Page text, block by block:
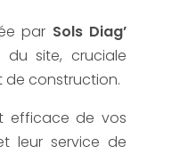
par Sols Diag’
du site, cruciale
construction.
efficace de vos
leur service de